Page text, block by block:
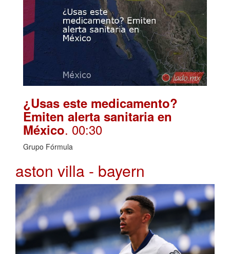
¿Usas este medicamento?
Emiten alerta sanitaria en
México. 00:30
Grupo Fórmula
aston villa - bayern